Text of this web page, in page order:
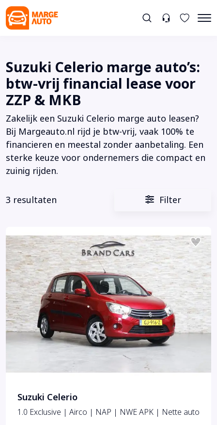
Suzuki Celerio marge auto’s:
btw-vrij financial lease voor
ZZP & MKB
Zakelijk een Suzuki Celerio marge auto leasen?
Bij Margeauto.nl rijd je btw-vrij, vaak 100% te
financieren en meestal zonder aanbetaling. Een
sterke keuze voor ondernemers die compact en
zuinig rijden.
3 resultaten Filter
Suzuki Celerio
1.0 Exclusive | Airco | NAP | NWE APK | Nette auto